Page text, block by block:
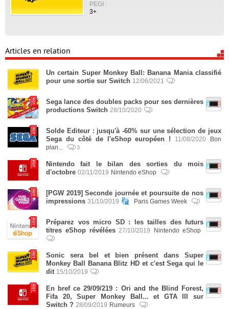
PEGI :
3+
Articles en relation
Un certain Super Monkey Ball: Banana Mania classifié
pour une sortie sur Switch 12/06/2021
Sega lance des doubles packs pour ses dernières
productions Switch 28/10/2020
Solde Editeur : jusqu'à -60% sur une sélection de jeux
Sega du côté de l'eShop européen !
11/08/2020
Bon
plan...
3
Nintendo fait le bilan des sorties du mois
d'octobre 02/11/2019 Nintendo eShop
[PGW 2019] Seconde journée et poursuite de nos
impressions 31/10/2019 Paris Games Week
Préparez vos micro SD : les tailles des futurs
titres eShop révélées 27/10/2019 Nintendo eShop
Sonic sera bel et bien présent dans Super
Monkey Ball Banana Blitz HD et c'est Sega qui le
dit 15/10/2019
En bref ce 29/09/219 : Ori and the Blind Forest,
Fifa 20, Super Monkey Ball... et GTA III sur
Switch ? 28/09/2019 Rumeurs